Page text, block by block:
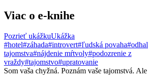
Viac o e-knihe
Pozrieť ukážkuUkážka
#hotel#záhada#introvert#ľudská povaha
tajomstva#nájdenie mŕtvoly#podozrenie z
vraždy#tajomstvo#upratovanie
Som vaša chyžná. Poznám vaše tajomstvá.